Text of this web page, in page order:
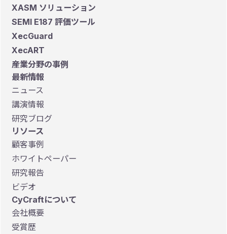
XASM ソリューション
SEMI E187 評価ツール
XecGuard
XecART
産業分野の事例
最新情報
ニュース
講演情報
研究ブログ
リソース
顧客事例
ホワイトペーパー
研究報告
ビデオ
CyCraftについて
会社概要
受賞歴